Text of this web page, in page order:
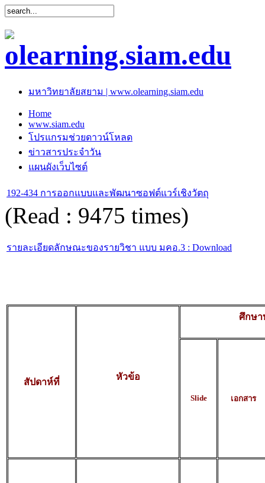
มหาวิทยาลัยสยาม | www.olearning.siam.edu
Home
www.siam.edu
โปรแกรมช่วยดาวน์โหลด
ข่าวสารประจำวัน
แผนผังเว็บไซต์
192-434 การออกแบบและพัฒนาซอฟต์แวร์เชิงวัตถุ
(Read : 9475 times)
รายละเอียดลักษณะของรายวิชา แบบ มคอ.3 : Download
สัปดาห์ที่
หัวข้อ
ศึกษา
Slide เอกสาร